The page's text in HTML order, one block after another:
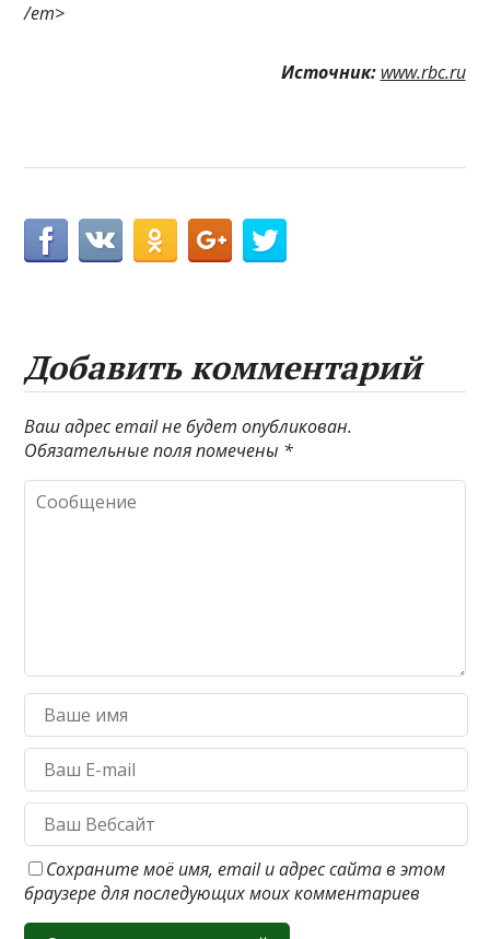
/em>
Источник: www.rbc.ru
Добавить комментарий
Ваш адрес email не будет опубликован.
Обязательные поля помечены *
Сохраните моё имя, email и адрес сайта в этом
браузере для последующих моих комментариев